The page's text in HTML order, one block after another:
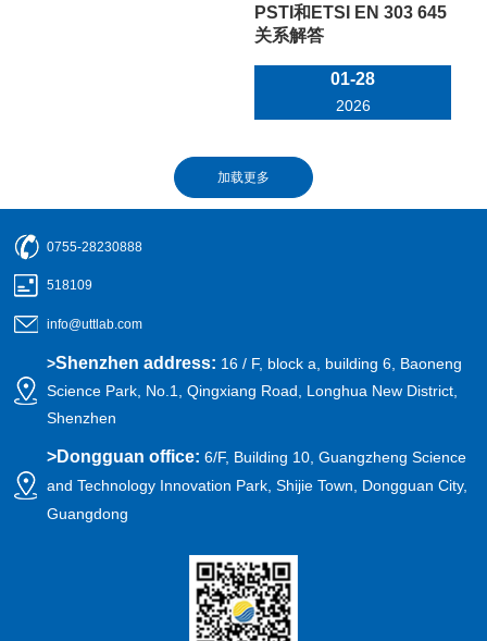
PSTI和ETSI EN 303 645
关系解答
01-28
2026
0755-28230888
518109
info@uttlab.com
>Shenzhen address: 16 / F, block a, building 6, Baoneng
Science Park, No.1, Qingxiang Road, Longhua New District,
Shenzhen
>Dongguan office:6/F, Building 10, Guangzheng Science
and Technology Innovation Park, Shijie Town, Dongguan City,
Guangdong